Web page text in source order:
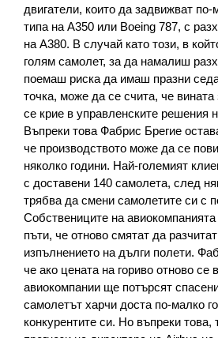
двигатели, които да задвижват
типа на А350 или Boeing 787, с
на А380. В случай като този, в
голям самолет, за да намалиш
поемаш риска да имаш празни
точка, може да се счита, че
се крие в управленските решения
Въпреки това Фабрис Брегие
че производството може да се
няколко години. Най-големият
с доставени 140 самолета, след
трябва да смени самолетите си с
Собствениците на
пъти, че отново смятат да
изпълнението на дълги полети.
че ако цената на гориво отново се
авиокомпании ще потърсят
самолетът харчи доста по-малко
конкурентите си. Но въпреки това,